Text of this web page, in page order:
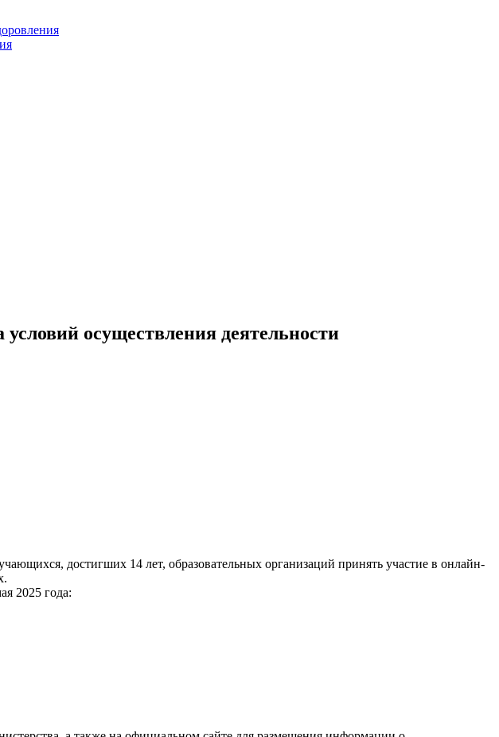
осуществления деятельности
достигших 14 лет, образовательных организаций принять участие в онлайн-
2025 года: